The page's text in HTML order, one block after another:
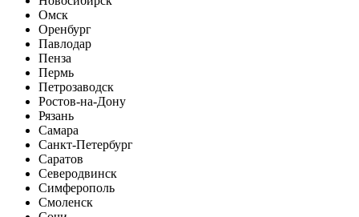
Омск
Оренбург
Павлодар
Пенза
Пермь
Петрозаводск
Ростов-на-Дону
Рязань
Самара
Санкт-Петербург
Саратов
Северодвинск
Симферополь
Смоленск